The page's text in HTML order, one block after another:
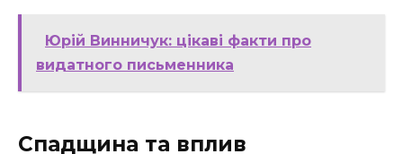
Юрій Винничук: цікаві факти про
видатного письменника
Спадщина та вплив